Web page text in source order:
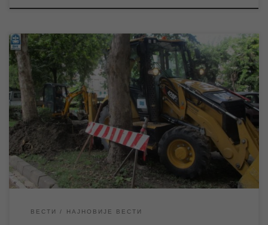
У току је санација хаварије на водоводној мрежи у улици др
Лазе Костића. Приступ месту квара отежавају бетонске
површине, корење дрвећа и подземна инсталација, због чега
ће радови потрајати више часова. Због радова су тренутно
без воде улице око места квара. Радници ЈКП „Водовод и
канализација“ Зрењанин од јутарњих часова […]
ВЕСТИ НАЈНОВИЈЕ ВЕСТИ